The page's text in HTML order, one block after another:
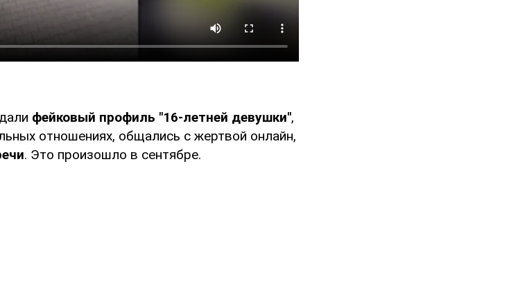
фейковый профиль "16-летней девушки",
отношениях, общались с жертвой онлайн,
. Это произошло в сентябре.